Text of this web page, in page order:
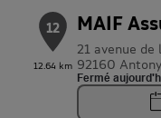
12
12.64 km
MAIF
21 avenue
92160 Antony
Fermé